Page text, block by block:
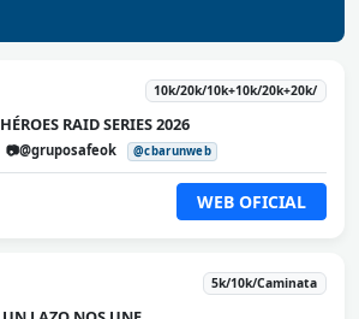
10k/20k/10k+10k/20k+20k/
HÉROES RAID SERIES 2026
📷@gruposafeok @cbarunweb
WEB OFICIAL
5k/10k/Caminata